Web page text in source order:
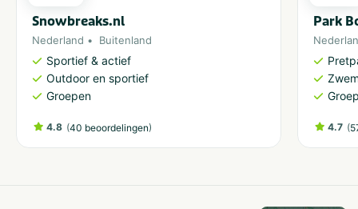
Snowbreaks.nl
Nederland Buitenland
Sportief & actief
Outdoor en sportief
Groepen
4.8 (40 beoordelingen)
Park
4.7 (